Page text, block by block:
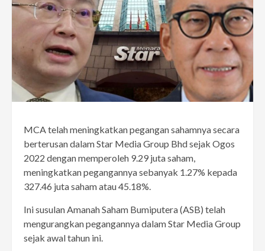
MCA telah meningkatkan pegangan sahamnya secara
berterusan dalam Star Media Group Bhd sejak Ogos
2022 dengan memperoleh 9.29 juta saham,
meningkatkan pegangannya sebanyak 1.27% kepada
327.46 juta saham atau 45.18%.
Ini susulan Amanah Saham Bumiputera (ASB) telah
mengurangkan pegangannya dalam Star Media Group
sejak awal tahun ini.